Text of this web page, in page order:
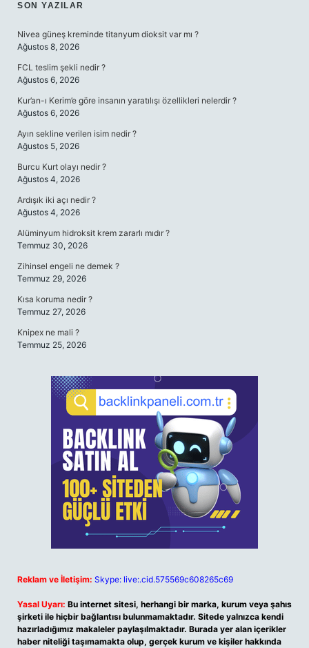
SIDEBAR
SON YAZILAR
Nivea güneş kreminde titanyum dioksit var mı ?
Ağustos 8, 2026
FCL teslim şekli nedir ?
Ağustos 6, 2026
Kur’an-ı Kerim’e göre insanın yaratılışı özellikleri nelerdir ?
Ağustos 6, 2026
Ayın sekline verilen isim nedir ?
Ağustos 5, 2026
Burcu Kurt olayı nedir ?
Ağustos 4, 2026
Ardışık iki açı nedir ?
Ağustos 4, 2026
Alüminyum hidroksit krem zararlı mıdır ?
Temmuz 30, 2026
Zihinsel engeli ne demek ?
Temmuz 29, 2026
Kısa koruma nedir ?
Temmuz 27, 2026
Knipex ne mali ?
Temmuz 25, 2026
Reklam ve İletişim: Skype: live:.cid.575569c608265c69
Yasal Uyarı: Bu internet sitesi, herhangi bir marka, kurum veya şahıs
şirketi ile hiçbir bağlantısı bulunmamaktadır. Sitede yalnızca kendi
hazırladığımız makaleler paylaşılmaktadır. Burada yer alan içerikler
haber niteliği taşımamakta olup, gerçek kurum ve kişiler hakkında